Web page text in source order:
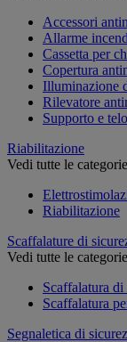
Accessori
Allarme
Cassetta per
Copertura
Illuminazione
Rilevatore
Supporto e
Riabilitazione
Vedi tutte le categorie
Riabilitazione
Scaffalature di
Vedi tutte le categorie
Scaffalatura di
Scaffalatura
Segnaletica di